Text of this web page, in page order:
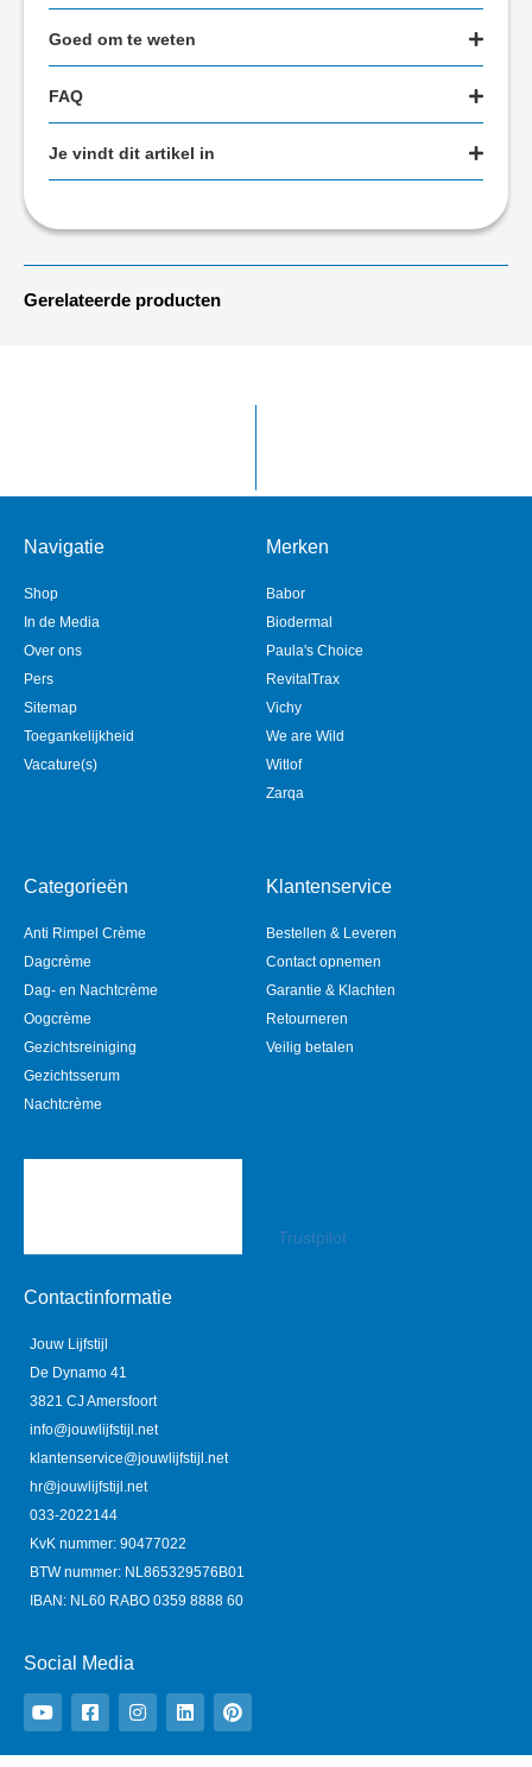
Goed om te weten
FAQ
Je vindt dit artikel in
Gerelateerde producten
Navigatie
Shop
In de Media
Over ons
Pers
Sitemap
Toegankelijkheid
Vacature(s)
Merken
Babor
Biodermal
Paula's Choice
RevitalTrax
Vichy
We are Wild
Witlof
Zarqa
Categorieën
Anti Rimpel Crème
Dagcrème
Dag- en Nachtcrème
Oogcrème
Gezichtsreiniging
Gezichtsserum
Nachtcrème
Klantenservice
Bestellen & Leveren
Contact opnemen
Garantie & Klachten
Retourneren
Veilig betalen
Trustpilot
Contactinformatie
Jouw Lijfstijl
De Dynamo 41
3821 CJ Amersfoort
info@jouwlijfstijl.net
klantenservice@jouwlijfstijl.net
hr@jouwlijfstijl.net
033-2022144
KvK nummer: 90477022
BTW nummer: NL865329576B01
IBAN: NL60 RABO 0359 8888 60
Social Media
o
u
t
u
a
c
e
b
n
s
t
a
i
n
k
e
i
n
t
e